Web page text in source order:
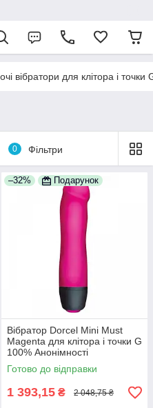
вібратори для клітора і
0 Фільтри
–32% Подарунок
Вібратор Dorcel Mini Must
Magenta для клітора і точки G
100% Анонімності
Готово до відправки
1 393,15 ₴ 2 048,75 ₴